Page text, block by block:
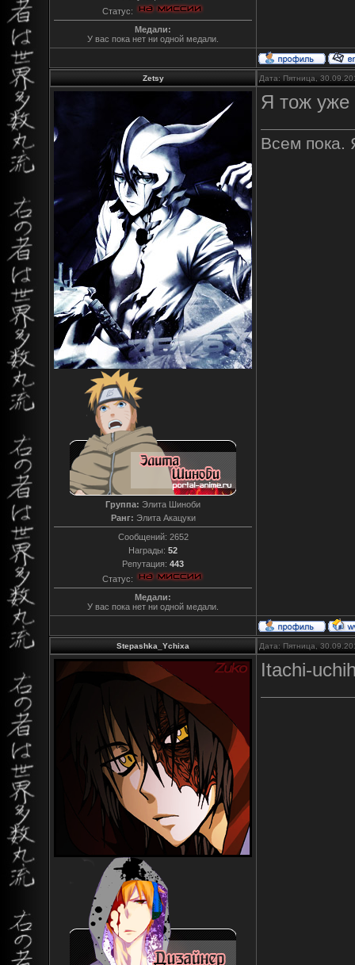
Статус:
Медали:
У вас пока нет ни одной медали.
Zetsy Дата: Пятница,
Группа: Элита Шиноби
Ранг: Элита Акацуки
Сообщений: 2652
Награды: 52
Репутация: 443
Статус:
Медали:
У вас пока нет ни одной медали.
Я тож уже
Всем пока.
Stepashka_Ychixa Дата: Пятница,
Itachi-